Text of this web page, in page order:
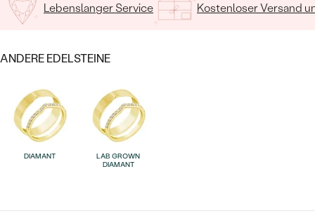
Bestseller
Lebenslanger Service Kostenloser Versand
ANDERE EDELSTEINE
DIAMANT
LAB GROWN
DIAMANT